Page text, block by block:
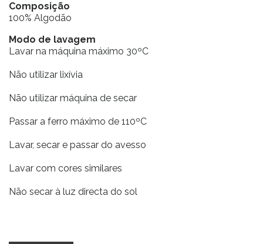
Composição
100% Algodão
Modo de lavagem
Lavar na máquina máximo 30ºC
Não utilizar lixívia
Não utilizar máquina de secar
Passar a ferro máximo de 110ºC
Lavar, secar e passar do avesso
Lavar com cores similares
Não secar à luz directa do sol